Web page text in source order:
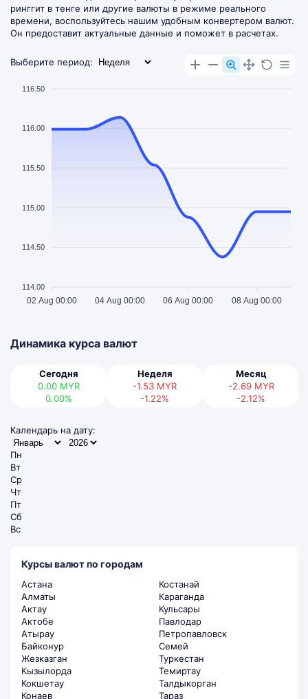
ринггит в тенге или другие валюты в режиме реального
времени, воспользуйтесь нашим удобным конвертером валют.
Он предоставит актуальные данные и поможет в расчетах.
Выберите период:
116.50
116.00
115.50
115.00
114.50
114.00
02 Aug 00:00 04 Aug 00:00 06 Aug 00:00 08 Aug 00:00
Динамика курса валют
Сегодня
0.00 MYR
0.00%
Неделя
-1.53 MYR
-1.22%
Месяц
-2.69 MYR
-2.12%
Календарь на дату:
Пн
Вт
Ср
Чт
Пт
Сб
Вс
Курсы валют по городам
Астана
Алматы
Актау
Актобе
Атырау
Байконур
Жезказган
Кызылорда
Кокшетау
Конаев
Костанай
Караганда
Кульсары
Павлодар
Петропавловск
Семей
Туркестан
Темиртау
Талдыкорган
Тараз